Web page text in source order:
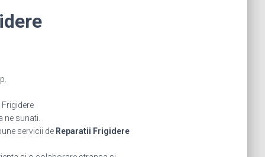
ne sunati.
servicii de Reparatii Frigidere